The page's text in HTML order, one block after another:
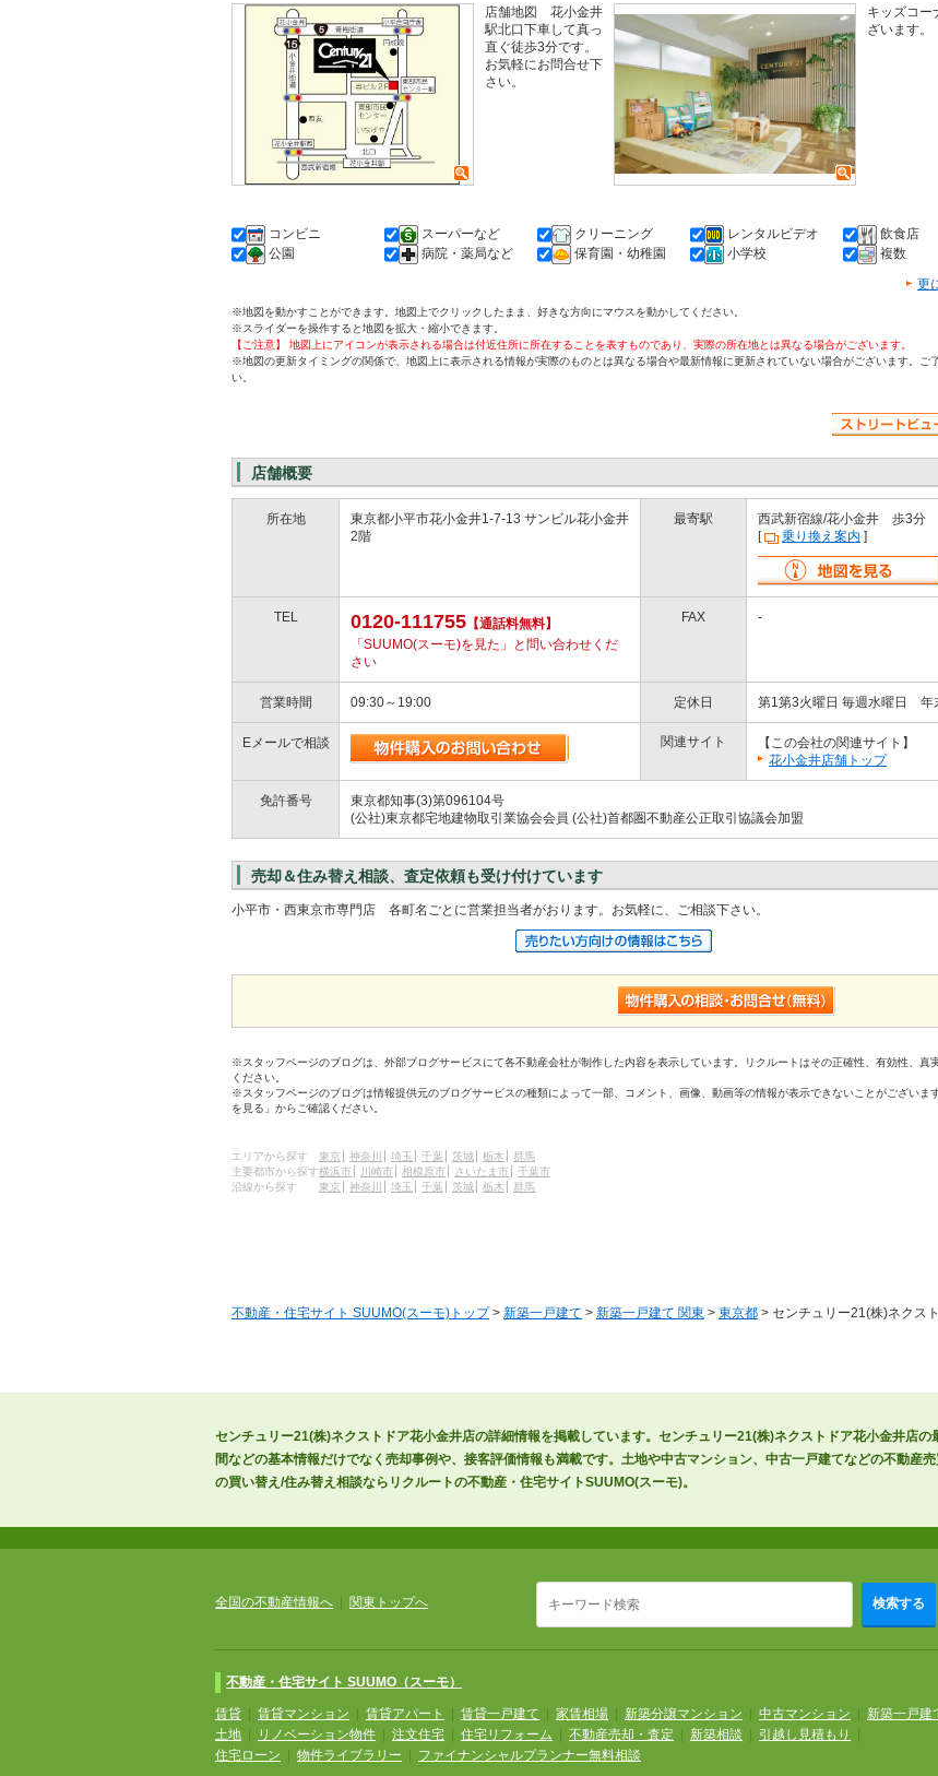
店舗地図 花小金井
駅北口下車して真っ
直ぐ徒歩3分です。
お気軽にお問合せ下
さい。
キッズコー
ざいます。
コンビニ スーパーなど クリーニング レンタルビデオ
飲食店
公園
病院・薬局など 保育園・幼稚園 小学校
複数
更
※地図を動かすことができます。地図上でクリックしたまま、好きな方向にマウスを動かしてください。
※スライダーを操作すると地図を拡大・縮小できます。
【ご注意】 地図上にアイコンが表示される場合は付近住所に所在することを表すものであり、実際の所在地とは異なる場合がございます。
※地図の更新タイミングの関係で、地図上に表示される情報が実際のものとは異なる場合や最新情報に更新されていない場合がございます。ご
い。
店舗概要
所在地
東京都小平市花小金井1-7-13 サンビル花小金井
2階
最寄駅
西武新宿線/花小金井 歩3分
[
乗り換え案内 ]
TEL 0120-111755 【通話料無料】
「SUUMO(スーモ)を見た」と問い合わせくだ
さい
FAX -
営業時間 09:30～19:00 定休日 第1第3火曜日 毎週水曜日 年
Eメールで相談 関連サイト
【この会社の関連サイト】
花小金井店舗トップ
免許番号
東京都知事(3)第096104号
(公社)東京都宅地建物取引業協会会員 (公社)首都圏不動産公正取引協議会加盟
売却＆住み替え相談、査定依頼も受け付けています
小平市・西東京市専門店 各町名ごとに営業担当者がおります。お気軽に、ご相談下さい。
※スタッフページのブログは、外部ブログサービスにて各不動産会社が制作した内容を表示しています。リクルートはその正確性、有効性、真
ください。
※スタッフページのブログは情報提供元のブログサービスの種類によって一部、コメント、画像、動画等の情報が表示できないことがござい
を見る」からご確認ください。
エリアから探す 東京 神奈川 埼玉 千葉 茨城 栃木
群馬
主要都市から探す横浜市 川崎市 相模原市 さいたま市
千葉市
沿線から探す
東京 神奈川 埼玉 千葉 茨城 栃木 群馬
不動産・住宅サイト SUUMO(スーモ)トップ> 新築一戸建て > 新築一戸建て 関東 > 東京都 > センチュリー21(株)ネクス
センチュリー21(株)ネクストドア花小金井店の詳細情報を掲載しています。センチュリー21(株)ネクストドア花小金井店の
間などの基本情報だけでなく売却事例や、接客評価情報も満載です。土地や中古マンション、中古一戸建てなどの不動産
の買い替え/住み替え相談ならリクルートの不動産・住宅サイトSUUMO(スーモ)。
全国の不動産情報へ 関東トップへ 検索する
不動産・住宅サイト SUUMO（スーモ）
賃貸 賃貸マンション 賃貸アパート 賃貸一戸建て 家賃相場 新築分譲マンション 中古マンション 新築一戸建
土地
リノベーション物件 注文住宅 住宅リフォーム 不動産売却・査定 新築相談 引越し見積もり
住宅ローン
物件ライブラリー ファイナンシャルプランナー無料相談